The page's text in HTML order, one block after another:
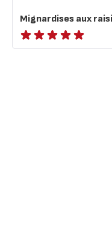
Mignardises aux
ratings.NaN